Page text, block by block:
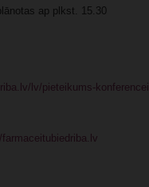
ap plkst. 15.30
lv/pieteikums-konferencei
farmaceitubiedriba.lv